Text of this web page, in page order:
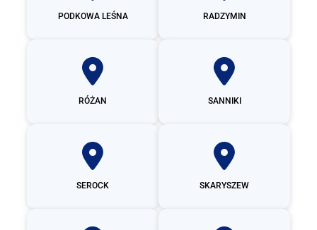
PODKOWA LEŚNA RADZYMIN
RÓŻAN SANNIKI
SEROCK SKARYSZEW